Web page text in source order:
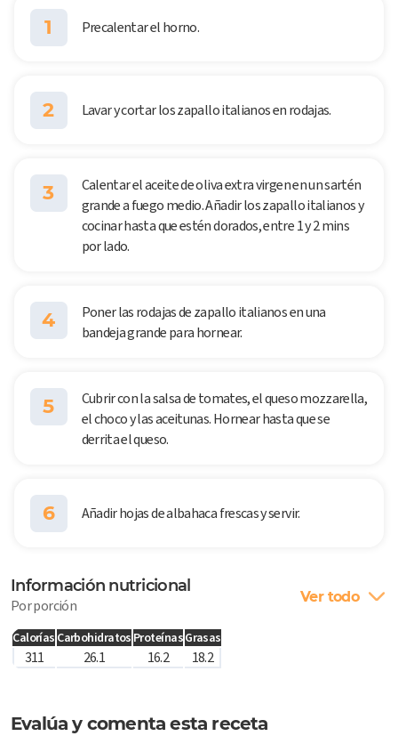
1 Precalentar el horno.
2 Lavar y cortar los zapallo italianos en rodajas.
3
Calentar el aceite de oliva extra virgen en un sartén
grande a fuego medio. Añadir los zapallo italianos y
cocinar hasta que estén dorados, entre 1 y 2 mins
por lado.
4
Poner las rodajas de zapallo italianos en una
bandeja grande para hornear.
5
Cubrir con la salsa de tomates, el queso mozzarella,
el choco y las aceitunas. Hornear hasta que se
derrita el queso.
6 Añadir hojas de albahaca frescas y servir.
Información nutricional
Por porción Ver todo
Calorías Carbohidratos ProteínasGrasas
311 26.1 16.2 18.2
Evalúa y comenta esta receta